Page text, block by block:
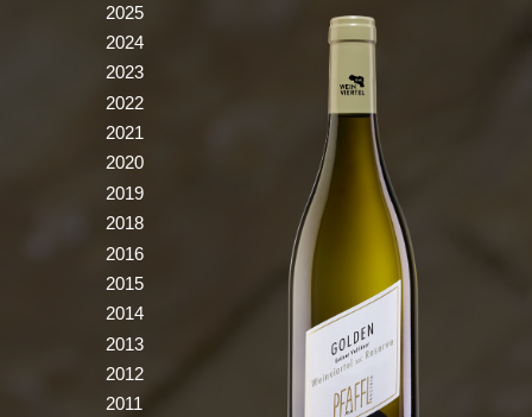
2025
2024
2023
2022
2021
2020
2019
2018
2016
2015
2014
2013
2012
2011